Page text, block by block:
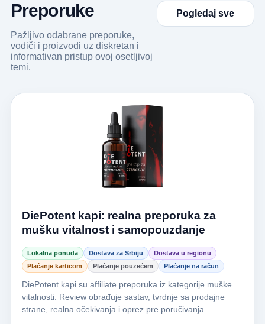
Preporuke
Pažljivo odabrane preporuke,
vodiči i proizvodi uz diskretan i
informativan pristup ovoj osetljivoj
temi.
Pogledaj sve
DiePotent kapi: realna preporuka za
mušku vitalnost i samopouzdanje
Lokalna ponuda Dostava za Srbiju
Dostava u regionu
Plaćanje karticom
Plaćanje pouzećem Plaćanje na račun
DiePotent kapi su affiliate preporuka iz kategorije muške
vitalnosti. Review obrađuje sastav, tvrdnje sa prodajne
strane, realna očekivanja i oprez pre poručivanja.